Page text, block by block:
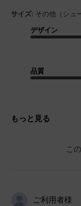
サイズ: その他（シュ
デザイン
品質
もっと見る
こ
ご利用者様